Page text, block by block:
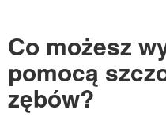
Co możesz
pomocą
zębów?